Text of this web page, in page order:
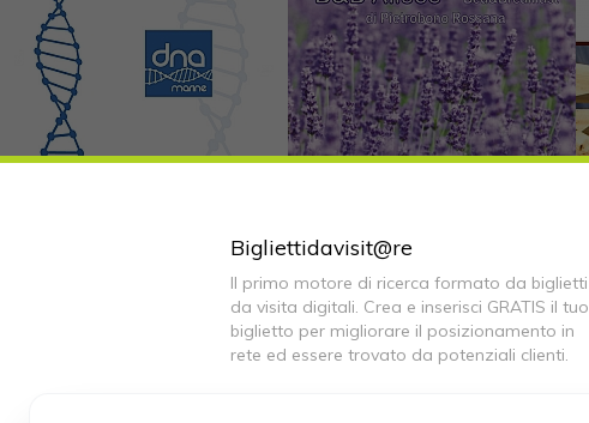
Bigliettidavisit@re
Il primo motore di ricerca formato da biglietti
da visita digitali. Crea e inserisci GRATIS il tuo
biglietto per migliorare il posizionamento in
rete ed essere trovato da potenziali clienti.